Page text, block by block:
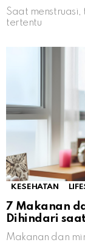
Saat
tertentu
KESEHATAN
7 Makanan
Dihindari
Makanan dan